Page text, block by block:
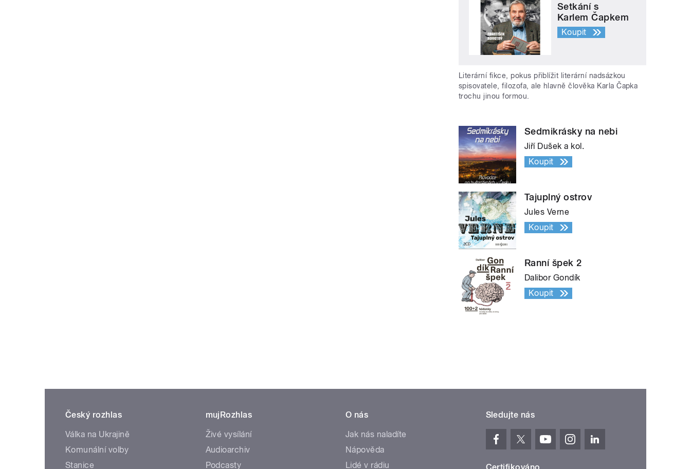
Setkání s
Karlem Čapkem
Koupit
Literární fikce, pokus přiblížit literární nadsázkou
spisovatele, filozofa, ale hlavně člověka Karla Čapka
trochu jinou formou.
Sedmikrásky na nebi
Jiří Dušek a kol.
Koupit
Tajuplný ostrov
Jules Verne
Koupit
Ranní špek 2
Dalibor Gondík
Koupit
Český rozhlas
Válka na Ukrajině
Komunální volby
Stanice
mujRozhlas
Živé vysílání
Audioarchiv
Podcasty
O nás
Jak nás naladíte
Nápověda
Lidé v rádiu
Sledujte nás